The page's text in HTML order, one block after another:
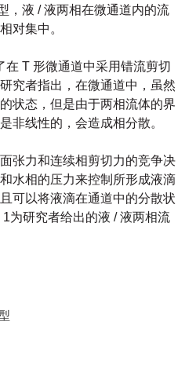
，液 / 液两相在微通道内的流
对集中。
在 T 形微通道中采用错流剪切
究者指出，在微通道中，虽然
状态，但是由于两相流体的界
非线性的，会造成相分散。
张力和连续相剪切力的竞争决
水相的压力来控制所形成液滴
可以将液滴在通道中的分散状
为研究者给出的液 / 液两相流